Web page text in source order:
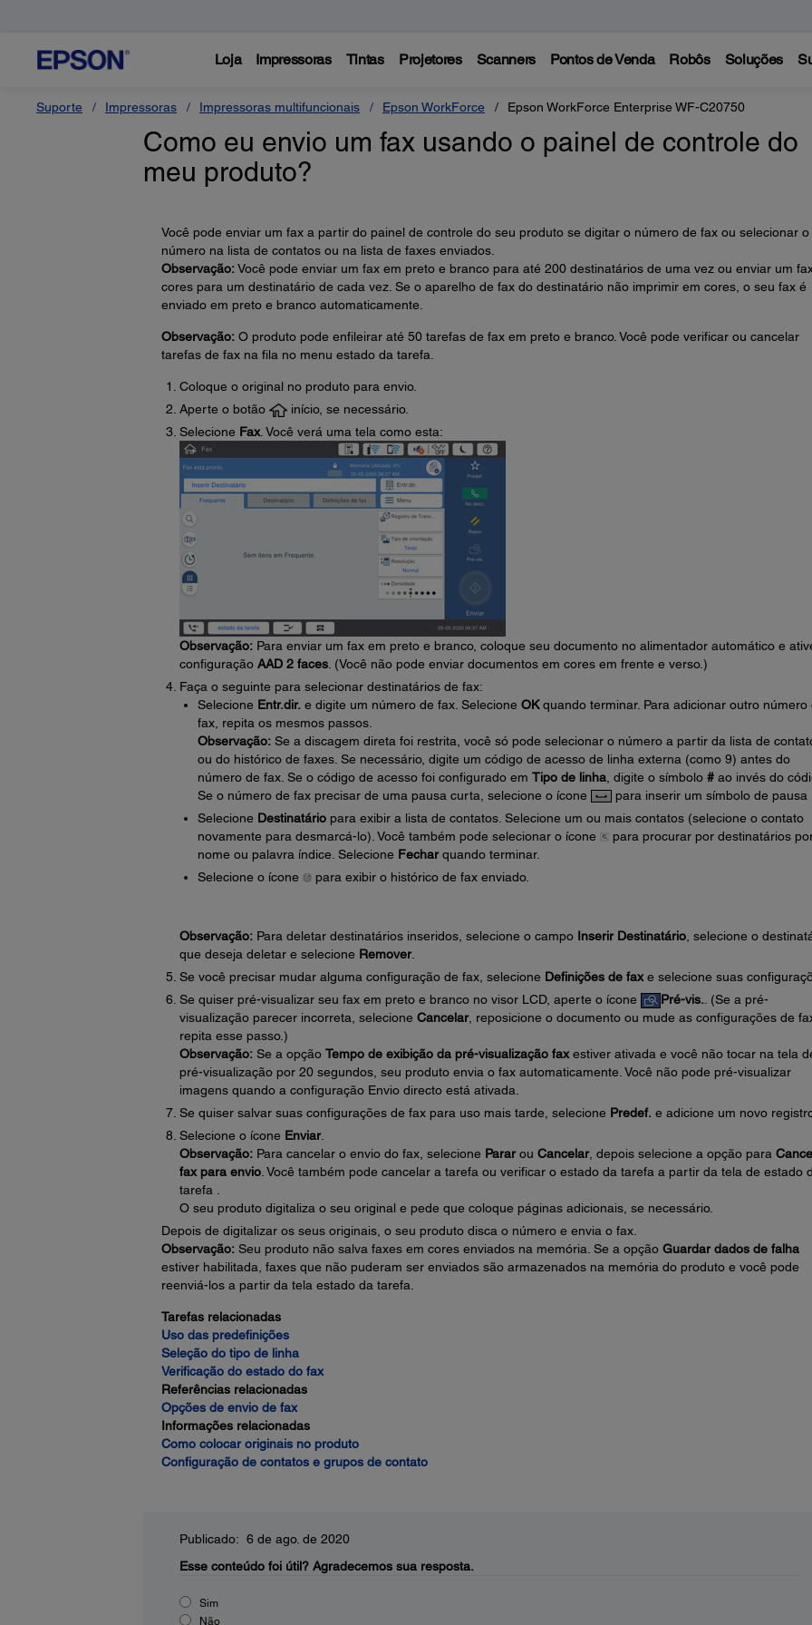
Loja Impressoras Tintas Projetores Scanners Pontos de Venda Robôs Soluções
Suporte Impressoras Impressoras multifuncionais Epson WorkForce Epson WorkForce Enterprise WF-C20750
Como eu envio um fax usando o painel de controle do
meu produto?
Você pode enviar um fax a partir do painel de controle do seu produto se digitar o número de fax ou selecionar o
número na lista de contatos ou na lista de faxes enviados.
Observação:Você pode enviar um fax em preto e branco para até 200 destinatários de uma vez ou enviar um
cores para um destinatário de cada vez. Se o aparelho de fax do destinatário não imprimir em cores, o seu fax é
enviado em preto e branco automaticamente.
Observação:O produto pode enfileirar até 50 tarefas de fax em preto e branco. Você pode verificar ou cancelar
tarefas de fax na fila no menu estado da tarefa.
Coloque o original no produto para envio.
Aperte o botão
início, se necessário.
Selecione Fax. Você verá uma tela como esta:
Observação:Para enviar um fax em preto e branco, coloque seu documento no alimentador automático e
configuração AAD 2 faces. (Você não pode enviar documentos em cores em frente e verso.)
Faça o seguinte para selecionar destinatários de fax:
Selecione Entr.dir. e digite um número de fax. Selecione OKquando terminar. Para adicionar outro número
fax, repita os mesmos passos.
Observação:Se a discagem direta foi restrita, você só pode selecionar o número a partir da lista de
ou do histórico de faxes. Se necessário, digite um código de acesso de linha externa (como 9) antes do
número de fax. Se o código de acesso foi configurado em Tipo de linha, digite o símbolo #ao invés do
Se o número de fax precisar de uma pausa curta, selecione o ícone
para inserir um símbolo de pausa
Selecione Destinatáriopara exibir a lista de contatos. Selecione um ou mais contatos (selecione o contato
novamente para desmarcá-lo). Você também pode selecionar o ícone
para procurar por destinatários
nome ou palavra índice. Selecione Fecharquando terminar.
Selecione o ícone
para exibir o histórico de fax enviado.
Observação:Para deletar destinatários inseridos, selecione o campo Inserir Destinatário, selecione o
que deseja deletar e selecione Remover.
Se você precisar mudar alguma configuração de fax, selecione Definições de faxe selecione suas
Se quiser pré-visualizar seu fax em preto e branco no visor LCD, aperte o ícone
Pré-vis. . (Se a pré-
visualização parecer incorreta, selecione Cancelar, reposicione o documento ou mude as configurações de
repita esse passo.)
Observação:Se a opção Tempo de exibição da pré-visualização faxestiver ativada e você não tocar na tela
pré-visualização por 20 segundos, seu produto envia o fax automaticamente. Você não pode pré-visualizar
imagens quando a configuração Envio directo está ativada.
Se quiser salvar suas configurações de fax para uso mais tarde, selecione Predef. e adicione um novo
Selecione o ícone Enviar.
Observação:Para cancelar o envio do fax, selecione Pararou Cancelar, depois selecione a opção para
fax para envio. Você também pode cancelar a tarefa ou verificar o estado da tarefa a partir da tela de estado
tarefa .
O seu produto digitaliza o seu original e pede que coloque páginas adicionais, se necessário.
Depois de digitalizar os seus originais, o seu produto disca o número e envia o fax.
Observação:Seu produto não salva faxes em cores enviados na memória. Se a opção Guardar dados de falha
estiver habilitada, faxes que não puderam ser enviados são armazenados na memória do produto e você pode
reenviá-los a partir da tela estado da tarefa.
Tarefas relacionadas
Uso das predefinições
Seleção do tipo de linha
Verificação do estado do fax
Referências relacionadas
Opções de envio de fax
Informações relacionadas
Como colocar originais no produto
Configuração de contatos e grupos de contato
Publicado: 6 de ago. de 2020
Esse conteúdo foi útil? Agradecemos sua resposta.
Sim
Não